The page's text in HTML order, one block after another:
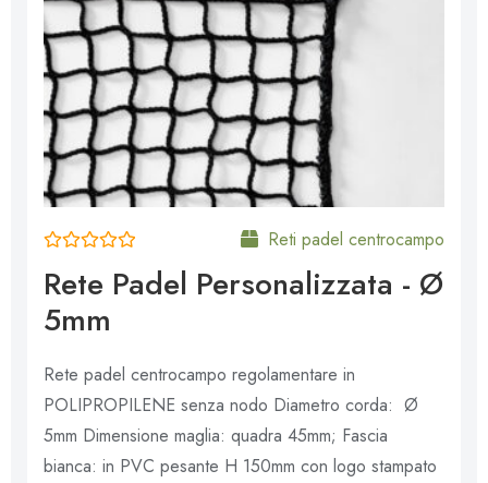
a
l
u
t
o
0
s
u
5
Reti padel centrocampo
Rete Padel Personalizzata - Ø
5mm
Rete padel centrocampo regolamentare in
POLIPROPILENE senza nodo Diametro corda: Ø
5mm Dimensione maglia: quadra 45mm; Fascia
bianca: in PVC pesante H 150mm con logo stampato